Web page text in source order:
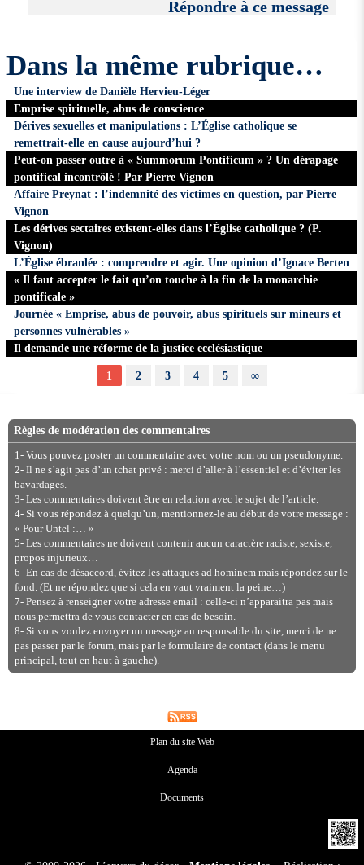
Répondre à ce message
Dans la même rubrique…
Une interview de Danièle Hervieu-Léger
Emprise spirituelle, abus de conscience
Dérives sexuelles et manipulations : L’Église catholique se
remettrait-elle en cause aujourd’hui ?
Peut-on passer outre à « Summorum Pontificum » ? Un dérapage
pontifical incontrôlé ! Par Pierre Vignon
Affaire Preynat : l’indemnité des victimes en question, par Pierre
Vignon
Les dérives sectaires existent-elles dans l’Église catholique ? (P.
Vignon)
L’Église ébranlée : comprendre et agir. Une opinion d’Ignace Berten
« Il faut accepter le fait qu’on touche à la fin de la monarchie
pontificale »
Journée « Emprise, abus de pouvoir, abus spirituels sur mineurs et
personnes vulnérables »
Il demande une réforme de la justice ecclésiastique
1 2 3 4 5 ∞
Règles de modération des commentaires
1- Vous pouvez poster un commentaire avec votre nom ou un pseudonyme.
2- Il ne s’agit pas d’un tchat privé : merci d’aller à l’essentiel et d’éviter les
bavardages.
3- Les commentaires doivent être en relation avec le sujet de l’article.
4- Si vous répondez à quelqu’un, mentionnez-le au début de votre message :
« Pour Untel :… »
5- Les commentaires ne doivent contenir aucun caractère raciste, sexiste,
propos injurieux…
6- En cas de désaccord, évitez les attaques ad hominem mais répondez sur le
fond. (Et ne répondez que si cela en vaut vraiment la peine…)
7- Pensez à renseigner votre adresse email : celle-ci n’apparaitra pas mais
nous permettra de vous contacter en cas de besoin.
8- Si vous voulez envoyer un message au responsable du site, merci de ne
pas passer par le forum, mais par le formulaire de contact (dans le menu
principal, tout en haut à gauche).
Plan du site Web
Agenda
Documents